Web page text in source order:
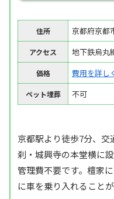
住所 京都府京都
アクセス 地下鉄烏丸
価格 費用を詳し
ペット埋葬 不可
京都駅より徒歩7分、
刹・城興寺の本堂横に
管理費不要です。檀家
に車を乗り入れること